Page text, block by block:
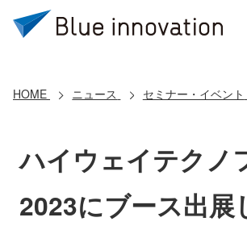
導入事例
コアテクノロジー
HOME ニュース セミナー・イベント
ハイウェイテクノ
2023にブース出展